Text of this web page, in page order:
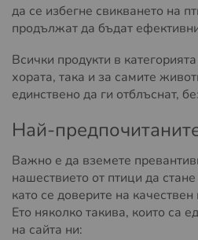
да се избегне свикването на
продължат да бъдат
Всички продукти в
хората, така и за самите
единствено да ги отблъснат,
Най-
Важно е да вземете
нашествието от птици да
като се доверите на
Ето няколко такива, които са
на сайта ни: